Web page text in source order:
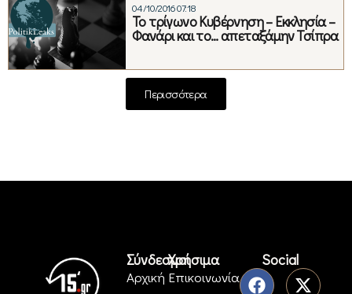
04/10/2016 07:18
Το τρίγωνο Κυβέρνηση – Εκκλησία –
Φανάρι και το… απεταξάμην Τσίπρα
Περισσότερα
Σύνδεσμοι
Αρχική
Χρήσιμα
Επικοινωνία
Social